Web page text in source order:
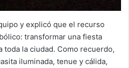
y explicó que el recurso
transformar una fiesta
toda la ciudad. Como recuerdo,
iluminada, tenue y cálida,